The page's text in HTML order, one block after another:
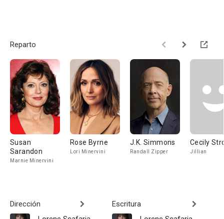
Reparto
Susan
Sarandon
Marnie Minervini
Rose Byrne
Lori Minervini
J.K. Simmons
Randall Zipper
Cecily
Jillian
Dirección
Escritura